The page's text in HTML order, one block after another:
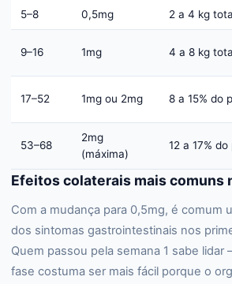
5–8 0,5mg 2 a 4 kg
9–16 1mg 4 a 8 kg
17–52 1mg ou 2mg 8 a 15% do
53–68
2mg
(máxima)
12 a 17% do
Efeitos colaterais mais comuns
Com a mudança para 0,5mg, é comum
dos sintomas gastrointestinais nos
Quem passou pela semana 1 sabe
fase costuma ser mais fácil porque o